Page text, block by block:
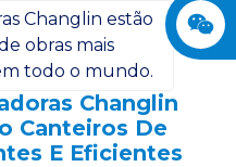
Changlin
Canteiros De
E Eficientes